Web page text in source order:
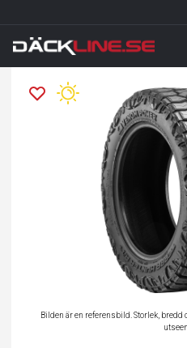
Bilden är en referensbild. Storlek,